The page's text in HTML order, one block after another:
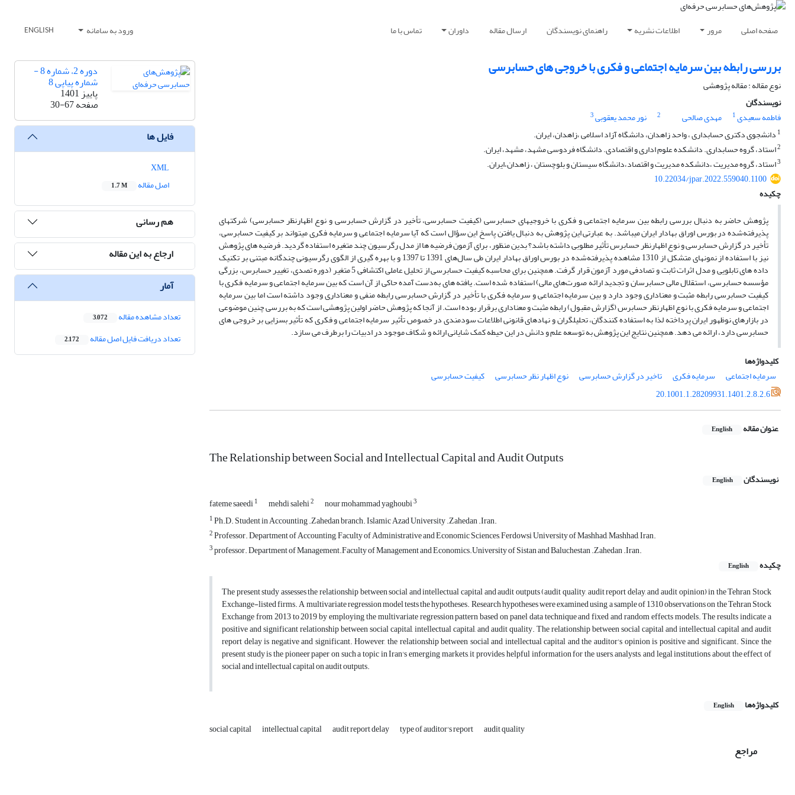
صفحه اصلی مرور اطلاعات نشریه راهنمای نویسندگان ارسال مقاله داوران تماس با ما ورود به سامانه ENGLISH
بررسی رابطه بین سرمایه اجتماعی و فکری با خروجی های حسابرسی
نوع مقاله : مقاله پژوهشی
نویسندگان
فاطمه سعیدی1 مهدی صالحی 2 نور محمد یعقوبی3
1 دانشجوی دکتری حسابداری ، واحد زاهدان، دانشگاه آزاد اسلامی ،زاهدان، ایران.
2استاد، گروه حسابداری. دانشکده علوم اداری و اقتصادی. دانشگاه فردوسی مشهد، مشهد، ایران.
3استاد، گروه مدیریت ،دانشکده مدیریت و اقتصاد،دانشگاه سیستان و بلوچستان ، زاهدان،ایران.
10.22034/jpar.2022.559040.1100
چکیده
پژوهش حاضر به دنبال بررسی رابطه بین سرمایه اجتماعی و فکری با خروجی‏های حسابرسی (کیفیت حسابرسی، تأخیر در گزارش حسابرسی و نوع اظهارنظر حسابرسی) شرکت‏های
پذیرفته‌شده در بورس اوراق بهادار ایران می‏باشد. به عبارتی این پژوهش به دنبال یافتن پاسخ این سؤال است که آیا سرمایه اجتماعی و سرمایه فکری می‏تواند بر کیفیت حسابرسی،
تأخیر در گزارش حسابرسی و نوع اظهارنظر حسابرس تأثیر مطلوبی داشته باشد؟ بدین منظور، برای آزمون فرضیه‏ ها از مدل رگرسیون چند متغیره استفاده گردید. فرضیه ‏های پژوهش
نیز با استفاده از نمونه‏ای متشکل از 1310 مشاهده پذیرفته‌شده در بورس اوراق بهادار ایران طی سال‌های 1391 تا 1397 و با بهره‏ گیری از الگوی رگرسیونی چندگانه مبتنی بر تکنیک
داده‏ های تابلویی و مدل اثرات ثابت و تصادفی مورد آزمون قرار گرفت. همچنین برای محاسبه کیفیت حسابرسی از تحلیل عاملی اکتشافی 5 متغیر (دوره تصدی، تغییر حسابرس، بزرگی
مؤسسه حسابرسی، استقلال مالی حسابرسان و تجدید ارائه صورت‌های مالی) استفاده شده است. یافته‏ های به‌دست آمده حاکی از آن است که بین سرمایه اجتماعی و سرمایه فکری با
کیفیت حسابرسی رابطه مثبت و معناداری وجود دارد و بین سرمایه اجتماعی و سرمایه فکری با تأخیر در گزارش حسابرسی رابطه منفی و معناداری وجود داشته است اما بین سرمایه
اجتماعی و سرمایه فکری با نوع اظهارنظر حسابرس (گزارش مقبول) رابطه مثبت و معناداری برقرار بوده است. از آنجا که پژوهش حاضر اولین پژوهشی است که به بررسی چنین موضوعی
در بازار‏های نوظهور ایران پرداخته لذا به استفاده‏ کنندگان، تحلیل‏گران و نهاد‏های قانونی اطلاعات سودمندی در خصوص تأثیر سرمایه اجتماعی و فکری که تأثیر بسزایی بر خروجی‏ های
حسابرسی دارد، ارائه می‏ دهد. همچنین نتایج این پژوهش به توسعه علم و دانش در این حیطه کمک شایانی ارائه و شکاف موجود در ادبیات را برطرف می‏ سازد.
کلیدواژه‌ها
سرمایه اجتماعی
سرمایه فکری تاخیر در گزارش حسابرسی نوع اظهار نظر حسابرسی
کیفیت حسابرسی
20.1001.1.28209931.1401.2.8.2.6
عنوان مقاله English
The Relationship between Social and Intellectual Capital and Audit Outputs
نویسندگان English
fateme saeedi1 mehdi salehi2 nour mohammad yaghoubi3
1Ph.D. Student in Accounting .Zahedan branch. Islamic Azad University .Zahedan .Iran.
2Professor. Department of Accounting, Faculty of Administrative and Economic Sciences, Ferdowsi University of Mashhad, Mashhad, Iran.
3professor. Department of Management.Faculty of Management and Economics.University of Sistan and Baluchestan .Zahedan .Iran.
چکیده
English
The present study assesses the relationship between social and intellectual capital and audit outputs (audit quality, audit report delay, and audit opinion) in the Tehran Stock
Exchange-listed firms. A multivariate regression model tests the hypotheses. Research hypotheses were examined using a sample of 1310 observations on the Tehran Stock
Exchange from 2013 to 2019 by employing the multivariate regression pattern based on panel data technique and fixed and random effects models. The results indicate a
positive and significant relationship between social capital, intellectual capital, and audit quality. The relationship between social capital and intellectual capital and audit
report delay is negative and significant. However, the relationship between social and intellectual capital and the auditor's opinion is positive and significant. Since the
present study is the pioneer paper on such a topic in Iran's emerging markets, it provides helpful information for the users, analysts, and legal institutions about the effect of
social and intellectual capital on audit outputs.
کلیدواژه‌ها English
social capital intellectual capital audit report delay type of auditor's report audit quality
مراجع
دوره 2، شماره 8 -
شماره پیاپی 8
پاییز 1401
صفحه30-67
فایل ها
اصل مقاله
1.7 M
هم رسانی
ارجاع به این مقاله
آمار
تعداد مشاهده مقاله 3,072
تعداد دریافت فایل اصل مقاله 2,172